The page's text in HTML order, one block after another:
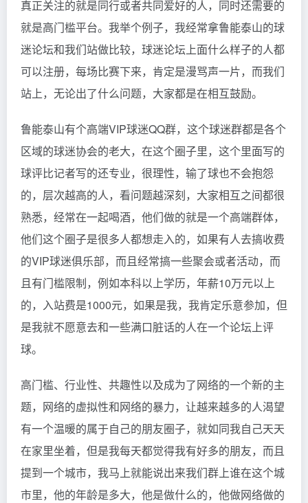
真正关注的就是同行或者共同爱好的人，同时还需要的
就是高门槛平台。我举个例子，我经常拿鲁能泰山的球
迷论坛和我们站做比较，球迷论坛上面什么样子的人都
可以注册，每场比赛下来，肯定是漫骂声一片，而我们
站上，无论出了什么问题，大家都是在相互鼓励。
鲁能泰山有个高端VIP球迷QQ群，这个球迷群都是各个
区域的球迷协会的老大，在这个圈子里，这个里面写的
球评比记者写的还专业，很理性，输了球也不会抱怨
的，层次越高的人，看问题越深刻，大家相互之间都很
熟悉，经常在一起喝酒，他们做的就是一个高端群体，
他们这个圈子是很多人都想走入的，如果有人去搞收费
的VIP球迷俱乐部，而且经常搞一些聚会或者活动，而
且有门槛限制，例如本科以上学历，年薪10万元以上
的，入站费是1000元，如果是我，我肯定乐意参加，但
是我就不愿意去和一些满口脏话的人在一个论坛上评
球。
高门槛、行业性、共趣性以及成为了网络的一个新的主
题，网络的虚拟性和网络的暴力，让越来越多的人渴望
有一个温暖的属于自己的朋友圈子，就如同我自己天天
在家里坐着，但是我每天都觉得我有好多的朋友，而且
提到一个城市，我马上就能说出来我们群上谁在这个城
市里，他的年龄是多大，他是做什么的，他做网络做的